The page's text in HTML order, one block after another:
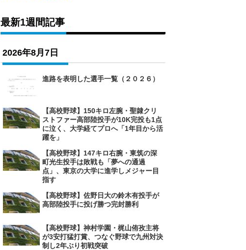
最新1週間記事
2026年8月7日
進路を表明した選手一覧（２０２６）
【高校野球】150キロ左腕・聖隷クリ
ストファー高部陸投手が10K完投も1点
に泣く、大学経てプロへ「1年目から活
躍を」
【高校野球】147キロ右腕・東筑の深
町光生投手は敗戦も「夢への通過
点」、東京の大学に進学しメジャー目
指す
【高校野球】佐野日大の鈴木有投手が
高部陸投手に投げ勝つ完封勝利
【高校野球】神村学園・梶山侑孜主将
が3安打猛打賞、つなぐ野球で九州対決
制し2年ぶり初戦突破